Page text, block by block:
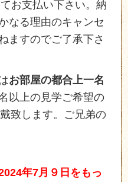
お支払い下さい。納
なる理由のキャンセ
ますのでご了承下さ
お部屋の都合上一名
以上の見学ご希望の
致します。ご兄弟の
年7月９日をもっ